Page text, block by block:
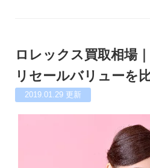
ロレックス買取相場
リセールバリューを
2019.01.29 更新